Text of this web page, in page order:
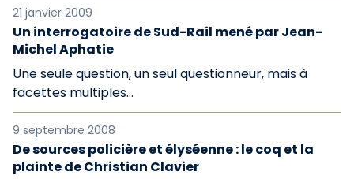
21 janvier 2009
Un interrogatoire de Sud-Rail mené par Jean-
Michel Aphatie
Une seule question, un seul questionneur, mais à
facettes multiples...
9 septembre 2008
De sources policière et élyséenne : le coq et la
plainte de Christian Clavier